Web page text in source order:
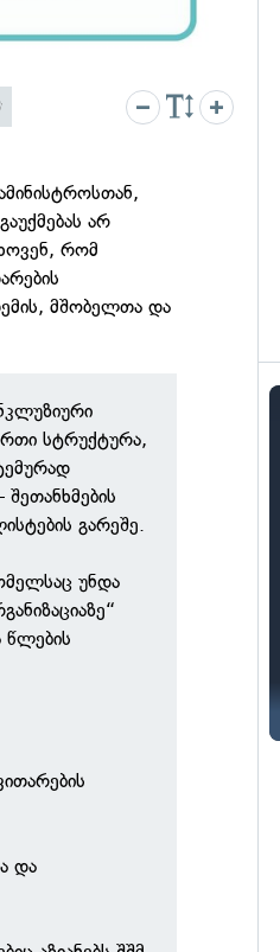
არ
რომ
მშობელთა და
სტრუქტურა,
გარეშე.
უნდა
წლების
და